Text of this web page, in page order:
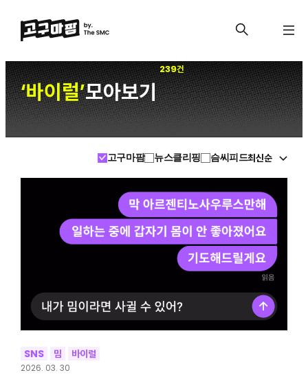
‘바이럴’모아보기
239건
고구마팜 뉴스클리핑 슴씨피드최신순
SNS 밈 바이럴
2026. 03. 30